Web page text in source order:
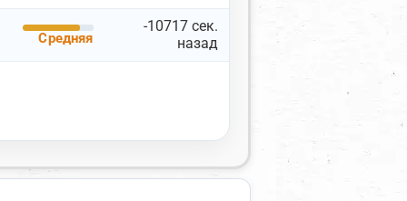
Скопировать
Средняя
-10717 сек.
назад